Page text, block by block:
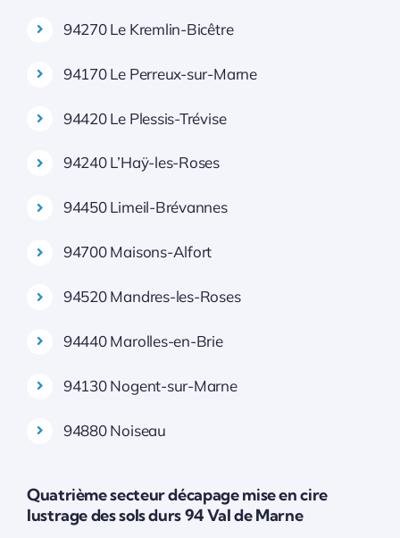
94270 Le Kremlin-Bicêtre
94170 Le Perreux-sur-Marne
94420 Le Plessis-Trévise
94240 L’Haÿ-les-Roses
94450 Limeil-Brévannes
94700 Maisons-Alfort
94520 Mandres-les-Roses
94440 Marolles-en-Brie
94130 Nogent-sur-Marne
94880 Noiseau
Quatrième secteur décapage mise en cire
lustrage des sols durs 94 Val de Marne